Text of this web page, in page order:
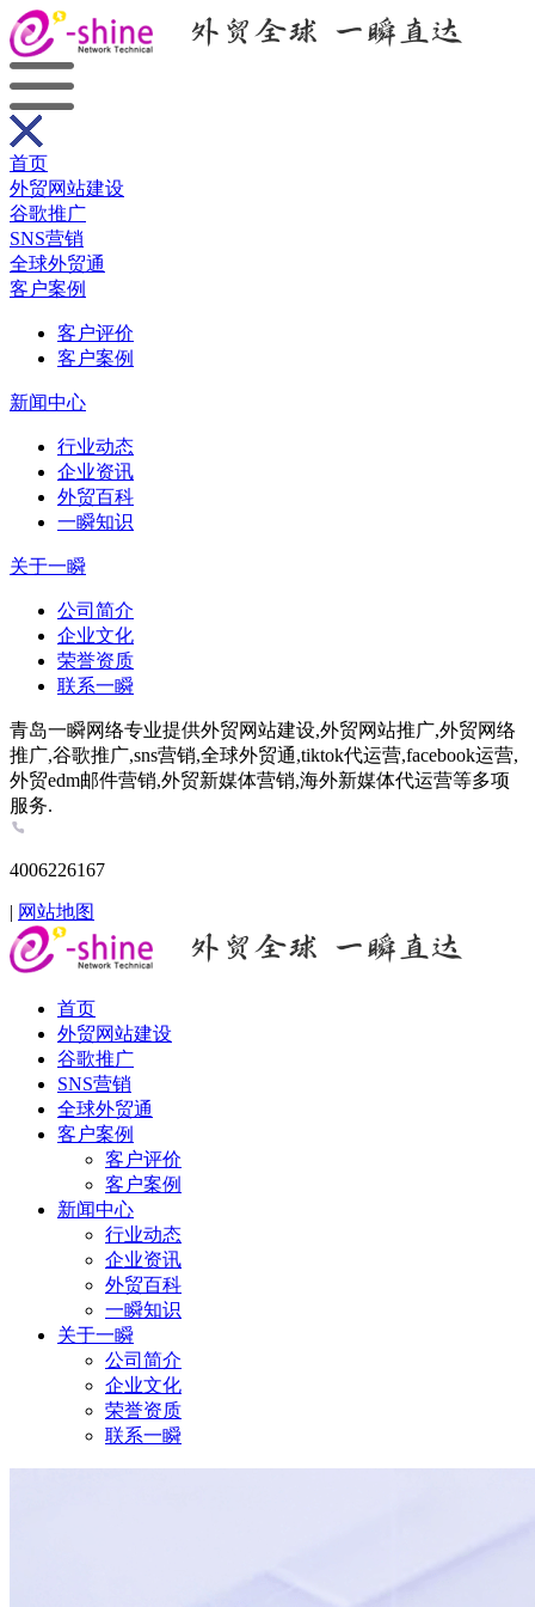
首页
外贸网站建设
谷歌推广
SNS营销
全球外贸通
客户案例
客户评价
客户案例
新闻中心
行业动态
企业资讯
外贸百科
一瞬知识
关于一瞬
公司简介
企业文化
荣誉资质
联系一瞬
青岛一瞬网络专业提供外贸网站建设,外贸网站推广,外贸网络
推广,谷歌推广,sns营销,全球外贸通,tiktok代运营,facebook运营,
外贸edm邮件营销,外贸新媒体营销,海外新媒体代运营等多项
服务.
4006226167
| 网站地图
首页
外贸网站建设
谷歌推广
SNS营销
全球外贸通
客户案例
客户评价
客户案例
新闻中心
行业动态
企业资讯
外贸百科
一瞬知识
关于一瞬
公司简介
企业文化
荣誉资质
联系一瞬